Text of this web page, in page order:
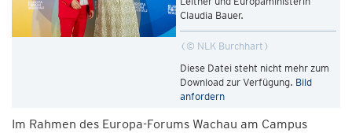
Claudia Bauer.
© NLK Burchhart
Diese Datei steht nicht mehr zum
Download zur Verfügung. Bild
anfordern
Im Rahmen des Europa-Forums Wachau am Campus